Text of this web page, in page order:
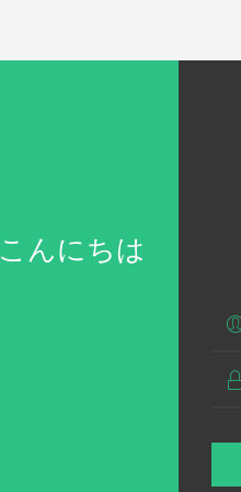
こんにちは